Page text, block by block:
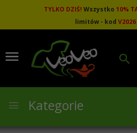
TYLKO DZIŚ! Wszystko10%
limitów - kod V2026
Kategorie